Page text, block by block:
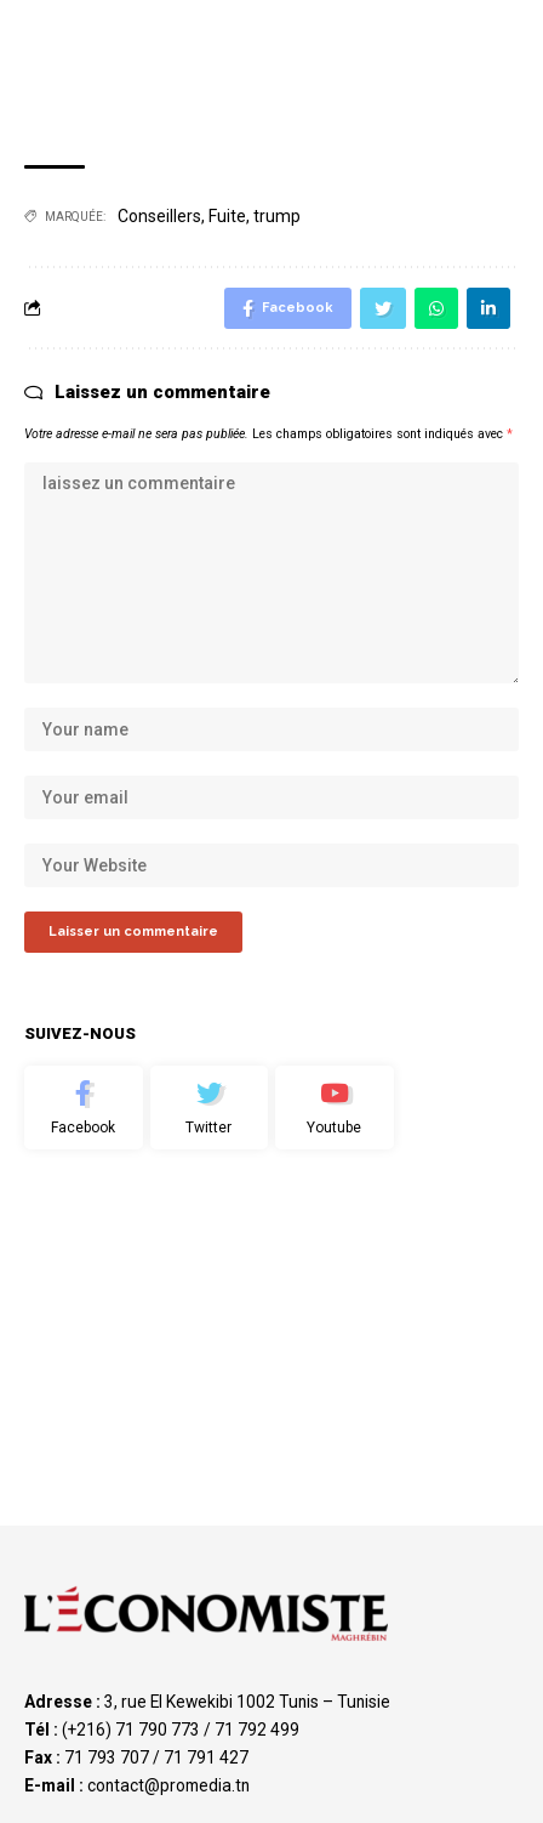
MARQUÉE: Conseillers, Fuite, trump
Facebook
Laissez un commentaire
Votre adresse e-mail ne sera pas publiée. Les champs obligatoires sont indiqués avec *
SUIVEZ-NOUS
Facebook Twitter Youtube
Adresse : 3, rue El Kewekibi 1002 Tunis – Tunisie
Tél : (+216) 71 790 773 / 71 792 499
Fax : 71 793 707 / 71 791 427
E-mail : contact@promedia.tn